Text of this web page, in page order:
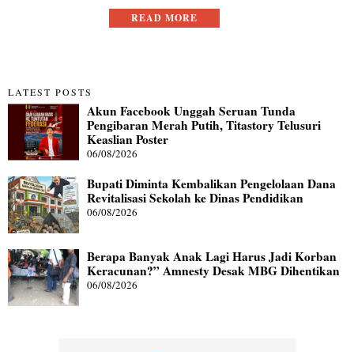
READ MORE
LATEST POSTS
Akun Facebook Unggah Seruan Tunda
Pengibaran Merah Putih, Titastory Telusuri
Keaslian Poster
06/08/2026
Bupati Diminta Kembalikan Pengelolaan Dana
Revitalisasi Sekolah ke Dinas Pendidikan
06/08/2026
Berapa Banyak Anak Lagi Harus Jadi Korban
Keracunan?” Amnesty Desak MBG Dihentikan
06/08/2026